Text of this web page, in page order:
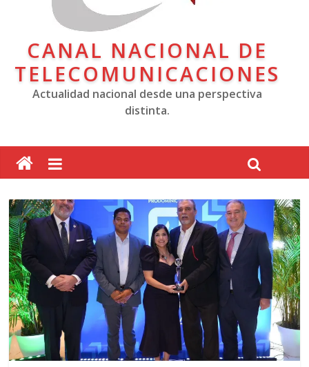
CANAL NACIONAL DE
TELECOMUNICACIONES
Actualidad nacional desde una perspectiva
distinta.